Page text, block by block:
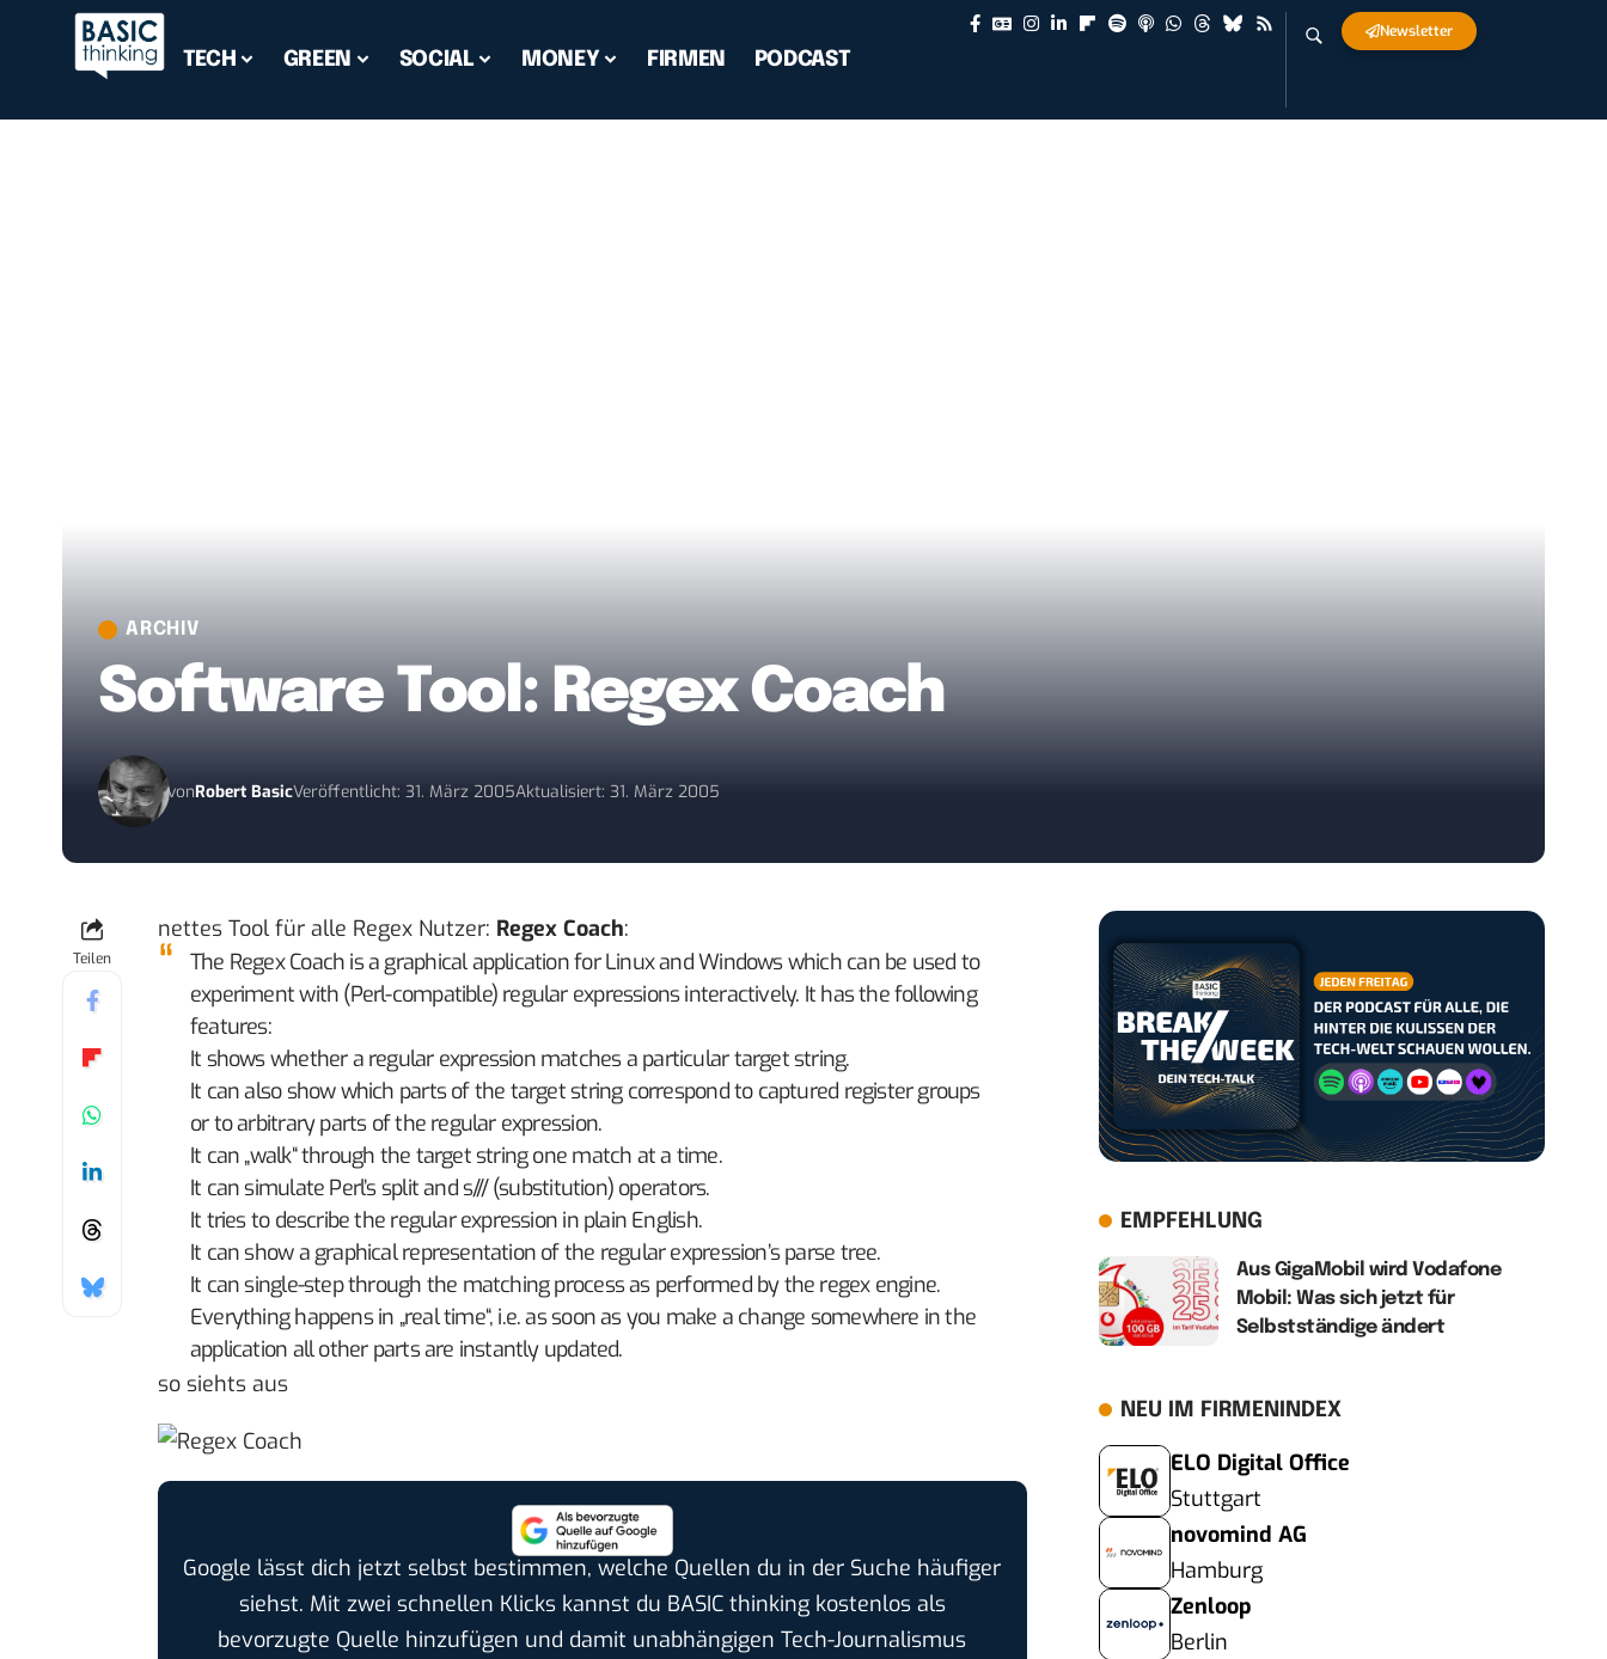
TECH GREEN SOCIAL MONEY FIRMEN PODCAST
Newsletter
ARCHIV
Software Tool: Regex Coach
vonRobert BasicVeröffentlicht: 31. März 2005Aktualisiert: 31. März 2005
Teilen
nettes Tool für alle Regex Nutzer: Regex Coach:
The Regex Coach is a graphical application for Linux and Windows which can be used to
experiment with (Perl-compatible) regular expressions interactively. It has the following
features:
It shows whether a regular expression matches a particular target string.
It can also show which parts of the target string correspond to captured register groups
or to arbitrary parts of the regular expression.
It can „walk“ through the target string one match at a time.
It can simulate Perl’s split and s/// (substitution) operators.
It tries to describe the regular expression in plain English.
It can show a graphical representation of the regular expression’s parse tree.
It can single-step through the matching process as performed by the regex engine.
Everything happens in „real time“, i.e. as soon as you make a change somewhere in the
application all other parts are instantly updated.
so siehts aus
Google lässt dich jetzt selbst bestimmen, welche Quellen du in der Suche häufiger
siehst. Mit zwei schnellen Klicks kannst du BASIC thinking kostenlos als
bevorzugte Quelle hinzufügen und damit unabhängigen Tech-Journalismus
EMPFEHLUNG
Aus GigaMobil wird Vodafone
Mobil: Was sich jetzt für
Selbstständige ändert
NEU IM FIRMENINDEX
ELO Digital Office
Stuttgart
novomind AG
Hamburg
Zenloop
Berlin